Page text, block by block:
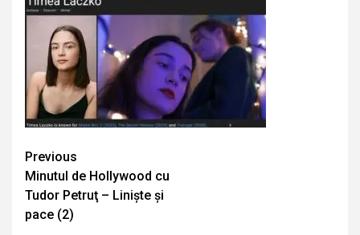
Continue
Reading
Previous
Minutul de Hollywood cu
Tudor Petruţ – Liniște și
pace (2)